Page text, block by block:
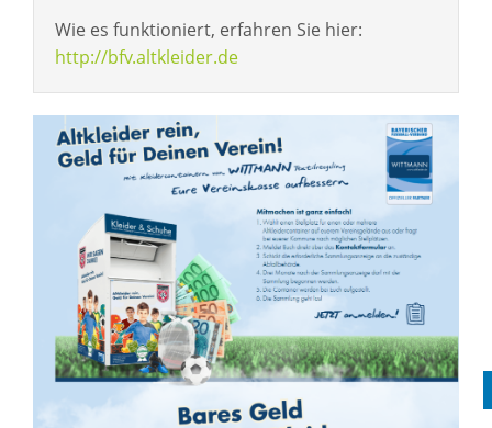
Wie es funktioniert, erfahren Sie hier:
http://bfv.altkleider.de